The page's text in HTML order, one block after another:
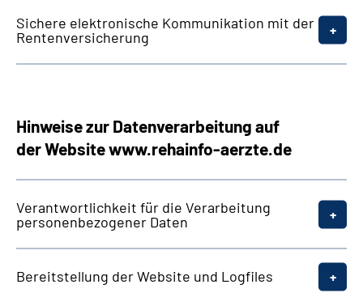
Sichere elektronische Kommunikation mit der
Rentenversicherung
Hinweise zur Datenverarbeitung auf
derWebsitewww.rehainfo-aerzte.de
Verantwortlichkeit für die Verarbeitung
personenbezogener Daten
Bereitstellung derWebsite und Logfiles